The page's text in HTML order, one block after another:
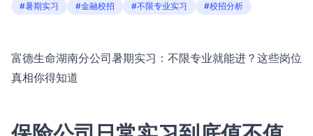
#暑期实习
#金融校招 #不限专业实习 #校招分析
富德生命湖南分公司暑期实习：不限专业就能进？这些岗位
真相你得知道